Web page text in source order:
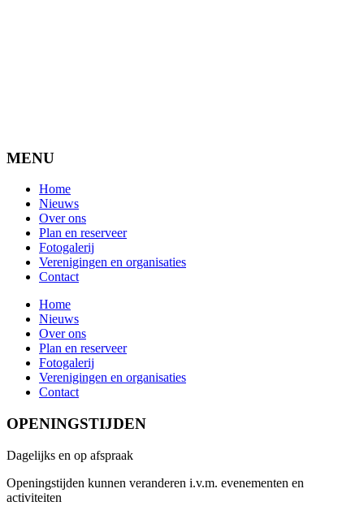
MENU
Home
Nieuws
Over ons
Plan en reserveer
Fotogalerij
Verenigingen en organisaties
Contact
Home
Nieuws
Over ons
Plan en reserveer
Fotogalerij
Verenigingen en organisaties
Contact
OPENINGSTIJDEN
Dagelijks en op afspraak
Openingstijden kunnen veranderen i.v.m. evenementen en
activiteiten